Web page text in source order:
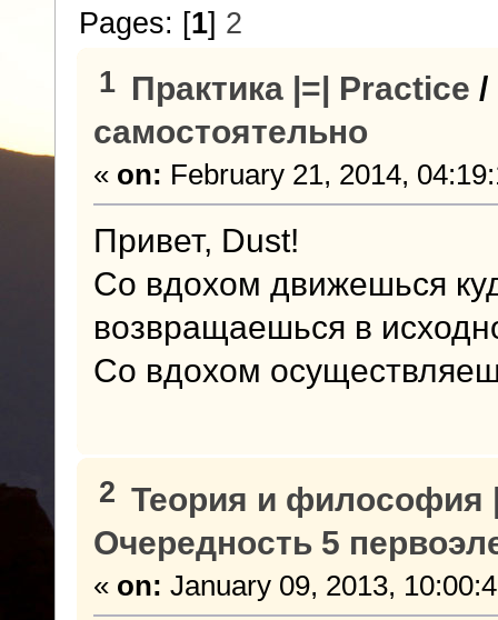
Pages: [1] 2
1 Практика |=| Practice /
самостоятельно
« on: February 21, 2014,
Привет, Dust!
Со вдохом движешься
возвращаешься в
Со вдохом
2 Теория и философия
Очередность 5
« on: January 09, 2013,